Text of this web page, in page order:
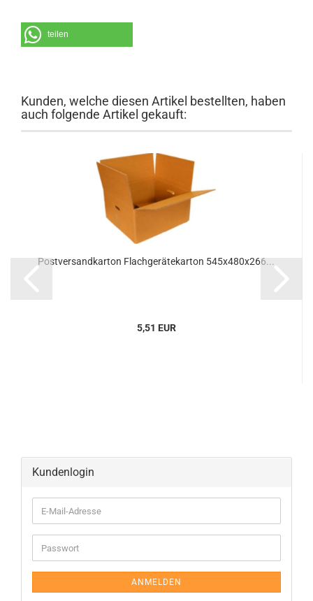
teilen
Kunden, welche diesen Artikel bestellten, haben
auch folgende Artikel gekauft:
Post­ver­sand­kar­ton Flach­ge­rä­te­kar­ton 545x480x266...
5,51 EUR
Kundenlogin
ANMELDEN